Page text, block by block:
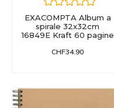
EXACOMPTA Album a
spirale 32x32cm
16849E Kraft 60 pagine
CHF34.90